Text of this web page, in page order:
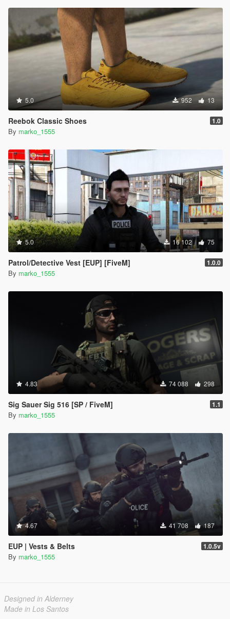
5.0 952 13
Reebok Classic Shoes 1.0
By marko_1555
5.0 16 102 75
Patrol/Detective Vest [EUP] [FiveM] 1.0.0
By marko_1555
4.83 74 088 298
Sig Sauer Sig 516 [SP / FiveM] 1.1
By marko_1555
4.67 41 708 187
EUP | Vests & Belts 1.0.5v
By marko_1555
Designed in Alderney
Made in Los Santos